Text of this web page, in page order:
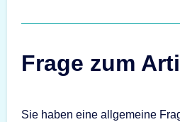
Frage zum
Sie haben eine allgemeine